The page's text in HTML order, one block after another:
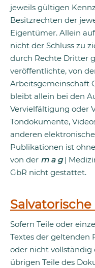
jeweils gültigen
Besitzrechten der
Eigentümer. Allein
nicht der Schluss zu
durch Rechte Dritter
veröffentlichte, von
Arbeitsgemeinschaft
bleibt allein bei den
Vervielfältigung oder
Tondokumente,
anderen
Publikationen ist
von der m a g|
GbR nicht gestattet.
Salvatorische
Sofern Teile oder
Textes der geltenden
oder nicht vollständig
übrigen Teile des